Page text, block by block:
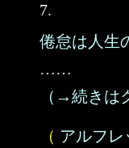
7.
倦怠は人生
……
（→続きは
（ アルフ